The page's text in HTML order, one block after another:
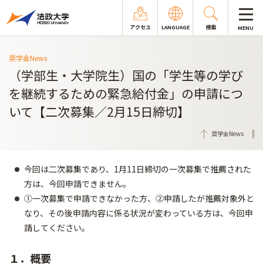
アクセス LANGUAGE 検索 MENU
奨学金News
（学部生・大学院生）国の「学生等の学び
を継続するための緊急給付金」の申請につ
いて【二次募集／2月15日締切】
奨学金News
今回は二次募集であり、1月11日締切の一次募集で推薦された
方は、今回申請できません。
①一次募集で申請できなかった方、②申請したが推薦対象外と
なり、その後申請内容に係る状況が変わっている方は、今回申
請してください。
１．概要